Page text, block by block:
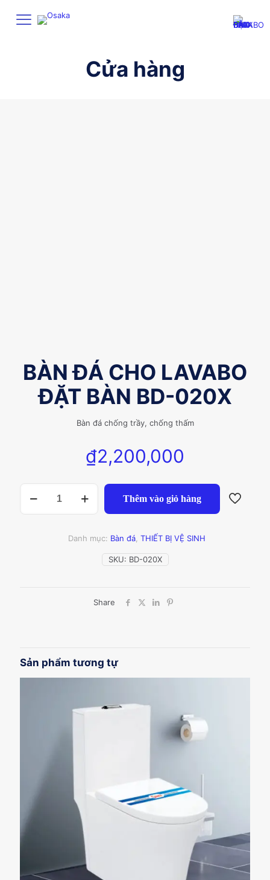
Cửa hàng
BÀN ĐÁ CHO LAVABO
ĐẶT BÀN BD-020X
Bàn đá chống trầy, chống thấm
₫2,200,000
Thêm vào giỏ hàng
SKU: BD-020X
Danh mục: Bàn đá, THIẾT BỊ VỆ SINH
Share
Sản phẩm tương tự